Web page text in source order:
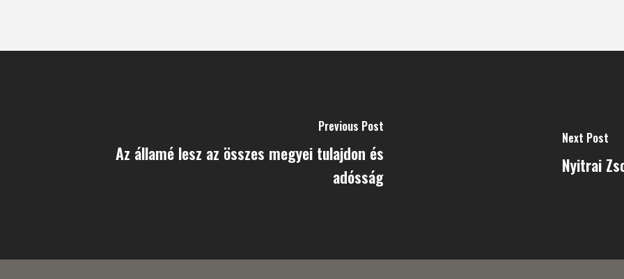
Previous Post
Az államé lesz az összes megyei tulajdon és
adósság
Next Post
Nyitrai